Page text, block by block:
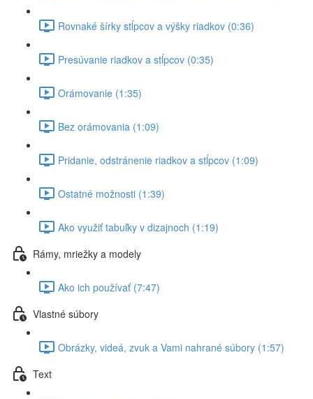
Rovnaké šírky stĺpcov a výšky riadkov (0:36)
Presúvanie riadkov a stĺpcov (0:35)
Orámovanie (1:35)
Bez orámovania (1:09)
Pridanie, odstránenie riadkov a stĺpcov (1:09)
Ostatné možnosti (1:39)
Ako využiť tabuľky v dizajnoch (1:19)
Rámy, mriežky a modely
Ako ich používať (7:47)
Vlastné súbory
Obrázky, videá, zvuk a Vami nahrané súbory (1:57)
Text